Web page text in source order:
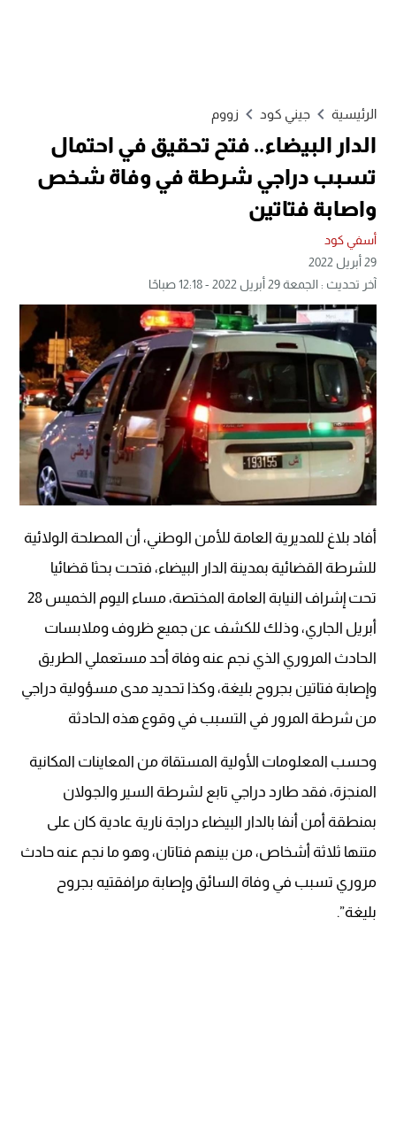
الرئيسية جيني كود زووم
الدار البيضاء.. فتح تحقيق في احتمال
تسبب دراجي شرطة في وفاة شخص
واصابة فتاتين
أسفي كود
29 أبريل 2022
آخر تحديث : الجمعة 29 أبريل 2022 - 12:18 صباحًا
أفاد بلاغ للمديرية العامة للأمن الوطني، أن المصلحة الولائية
للشرطة القضائية بمدينة الدار البيضاء، فتحت بحثا قضائيا
تحت إشراف النيابة العامة المختصة، مساء اليوم الخميس 28
أبريل الجاري، وذلك للكشف عن جميع ظروف وملابسات
الحادث المروري الذي نجم عنه وفاة أحد مستعملي الطريق
وإصابة فتاتين بجروح بليغة، وكذا تحديد مدى مسؤولية دراجي
من شرطة المرور في التسبب في وقوع هذه الحادثة
وحسب المعلومات الأولية المستقاة من المعاينات المكانية
المنجزة، فقد طارد دراجي تابع لشرطة السير والجولان
بمنطقة أمن أنفا بالدار البيضاء دراجة نارية عادية كان على
متنها ثلاثة أشخاص، من بينهم فتاتان، وهو ما نجم عنه حادث
مروري تسبب في وفاة السائق وإصابة مرافقتيه بجروح
بليغة”.